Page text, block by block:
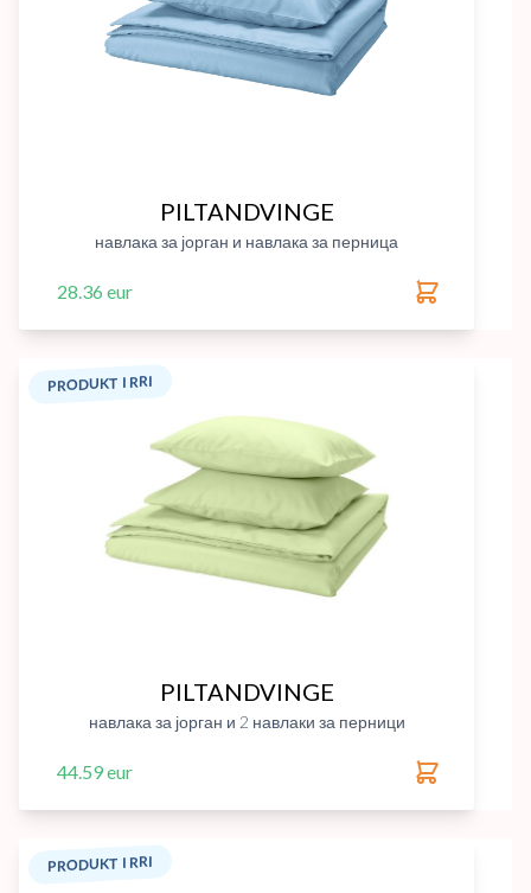
PILTANDVINGE
навлака за јорган и навлака за перница
28.36 eur
PRODUKT I RRI
PILTANDVINGE
навлака за јорган и 2 навлаки за перници
44.59 eur
PRODUKT I RRI